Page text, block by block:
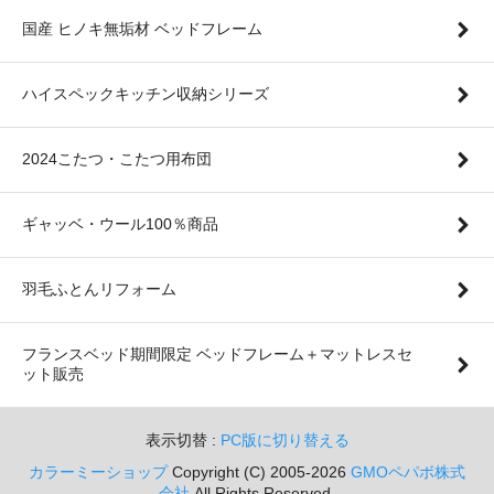
国産 ヒノキ無垢材 ベッドフレーム
ハイスペックキッチン収納シリーズ
2024こたつ・こたつ用布団
ギャッベ・ウール100％商品
羽毛ふとんリフォーム
フランスベッド期間限定 ベッドフレーム＋マットレスセ
ット販売
表示切替 : PC版に切り替える
カラーミーショップCopyright (C) 2005-2026 GMOペパボ株式